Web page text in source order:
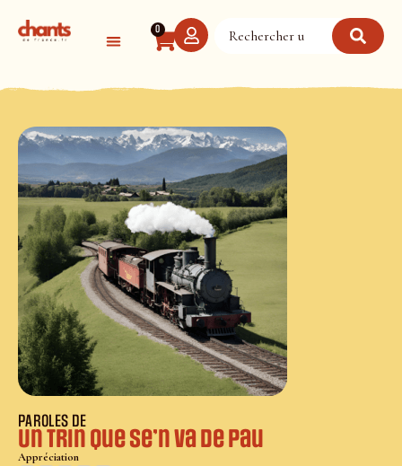
0
PAROLES DE
Un trin que se’n va de Pau
Appréciation